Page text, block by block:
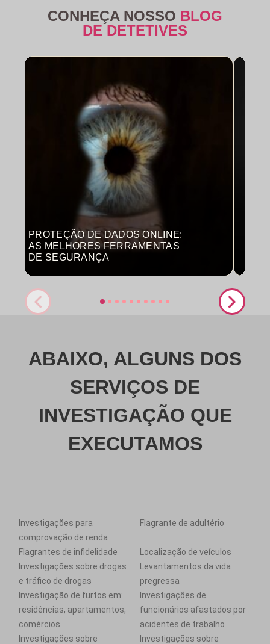
CONHEÇA NOSSO BLOG
DE DETETIVES
PROTEÇÃO DE DADOS ONLINE:
AS MELHORES FERRAMENTAS
DE SEGURANÇA
ABAIXO, ALGUNS DOS
SERVIÇOS DE
INVESTIGAÇÃO QUE
EXECUTAMOS
Investigações para
comprovação de renda
Flagrante de adultério
Flagrantes de infidelidade
Localização de veículos
Investigações sobre drogas
e tráfico de drogas
Levantamentos da vida
pregressa
Investigação de furtos em:
residências, apartamentos,
comércios
Investigações de
funcionários afastados por
acidentes de trabalho
Investigações sobre
Investigações sobre